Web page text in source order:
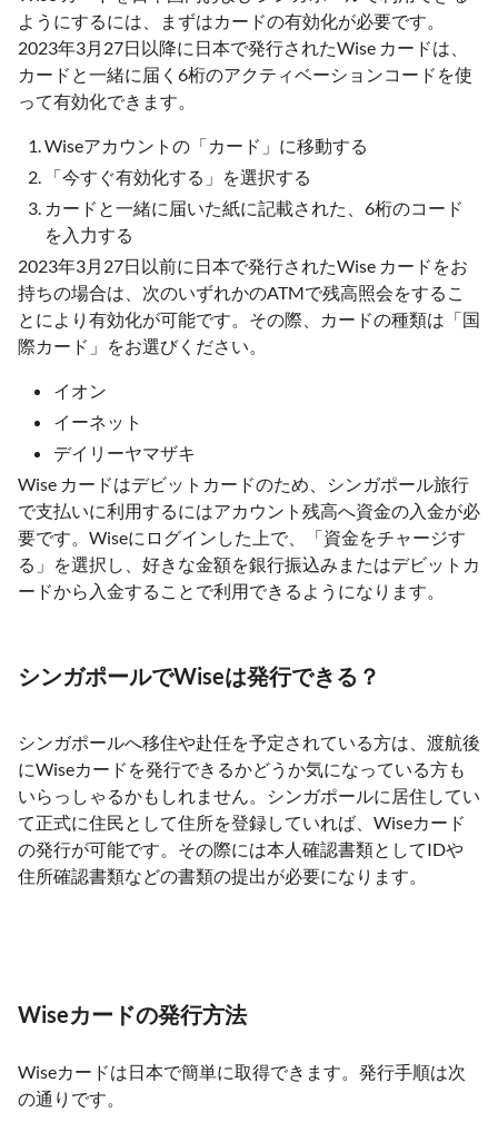
ようにするには、まずはカードの有効化が必要です。
2023年3月27日以降に日本で発行されたWise カードは、
カードと一緒に届く6桁のアクティベーションコードを使
って有効化できます。
Wiseアカウントの「カード」に移動する
「今すぐ有効化する」を選択する
カードと一緒に届いた紙に記載された、6桁のコード
を入力する
2023年3月27日以前に日本で発行されたWise カードをお
持ちの場合は、次のいずれかのATMで残高照会をするこ
とにより有効化が可能です。その際、カードの種類は「国
際カード」をお選びください。
イオン
イーネット
デイリーヤマザキ
Wise カードはデビットカードのため、シンガポール旅行
で支払いに利用するにはアカウント残高へ資金の入金が必
要です。Wiseにログインした上で、「資金をチャージす
る」を選択し、好きな金額を銀行振込みまたはデビットカ
ードから入金することで利用できるようになります。
シンガポールでWiseは発行できる？
シンガポールへ移住や赴任を予定されている方は、渡航後
にWiseカードを発行できるかどうか気になっている方も
いらっしゃるかもしれません。シンガポールに居住してい
て正式に住民として住所を登録していれば、Wiseカード
の発行が可能です。その際には本人確認書類としてIDや
住所確認書類などの書類の提出が必要になります。
Wiseカードの発行方法
Wiseカードは日本で簡単に取得できます。発行手順は次
の通りです。